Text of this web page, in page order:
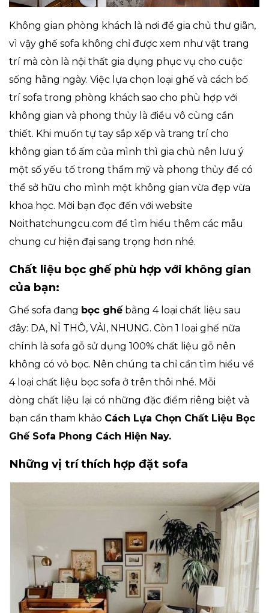
Không gian phòng khách là nơi để gia chủ thư giãn,
vì vậy ghế sofa không chỉ được xem như vật trang
trí mà còn là nội thất gia dụng phục vụ cho cuộc
sống hằng ngày. Việc lựa chọn loại ghế và cách bố
trí sofa trong phòng khách sao cho phù hợp với
không gian và phong thủy là điều vô cùng cần
thiết. Khi muốn tự tay sắp xếp và trang trí cho
không gian tổ ấm của mình thì gia chủ nên lưu ý
một số yếu tố trong thẩm mỹ và phong thủy để có
thể sở hữu cho mình một không gian vừa đẹp vừa
khoa học. Mời bạn đọc đến với website
Noithatchungcu.com để tìm hiểu thêm các mẫu
chung cư hiện đại sang trọng hơn nhé.
Chất liệu bọc ghế phù hợp với không gian
của bạn:
Ghế sofa đang bọc ghế bằng 4 loại chất liệu sau
đây: DA, NỈ THÔ, VẢI, NHUNG. Còn 1 loại ghế nữa
chính là sofa gỗ sử dụng 100% chất liệu gỗ nên
không có vỏ bọc. Nên chúng ta chỉ cần tìm hiểu về
4 loại chất liệu bọc sofa ở trên thôi nhé. Mỗi
dòng chất liệu lại có những đặc điểm riêng biệt và
bạn cần tham khảo Cách Lựa Chọn Chất Liệu Bọc
Ghế Sofa Phong Cách Hiện Nay.
Những vị trí thích hợp đặt sofa